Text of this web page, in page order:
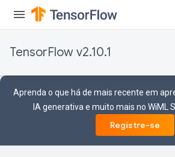
TensorFlow v2.10.1
Aprenda o que há de mais recente em
IA generativa e muito mais no WiML
Registre-se